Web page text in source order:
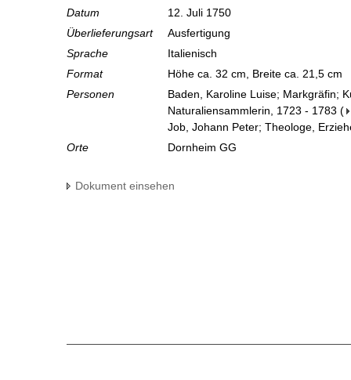
Datum
12. Juli 1750
Überlieferungsart
Ausfertigung
Sprache
Italienisch
Format
Höhe ca. 32 cm, Breite ca. 21,5 cm
Personen
Baden, Karoline Luise; Markgräfin;
Naturaliensammlerin, 1723 - 1783 (
Job, Johann Peter; Theologe,
Orte
Dornheim GG
Dokument einsehen